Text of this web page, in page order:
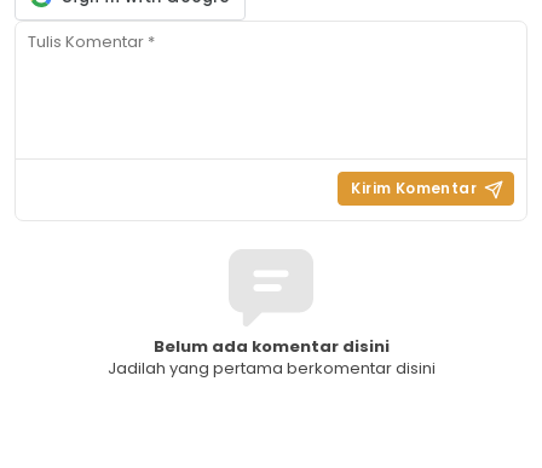
Belum ada komentar disini
Jadilah yang pertama berkomentar disini